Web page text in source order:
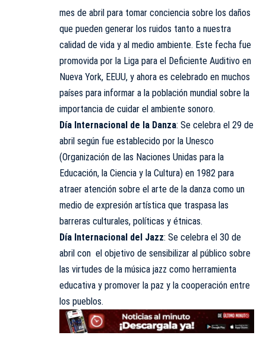
mes de abril para tomar conciencia sobre los daños
que pueden generar los ruidos tanto a nuestra
calidad de vida y al medio ambiente. Este fecha fue
promovida por la Liga para el Deficiente Auditivo en
Nueva York, EEUU, y ahora es celebrado en muchos
países para informar a la población mundial sobre la
importancia de cuidar el ambiente sonoro.
Día Internacional de la Danza: Se celebra el 29 de
abril según fue establecido por la Unesco
(Organización de las Naciones Unidas para la
Educación, la Ciencia y la Cultura) en 1982 para
atraer atención sobre el arte de la danza como un
medio de expresión artística que traspasa las
barreras culturales, políticas y étnicas.
Día Internacional del Jazz: Se celebra el 30 de
abril con el objetivo de sensibilizar al público sobre
las virtudes de la música jazz como herramienta
educativa y promover la paz y la cooperación entre
los pueblos.